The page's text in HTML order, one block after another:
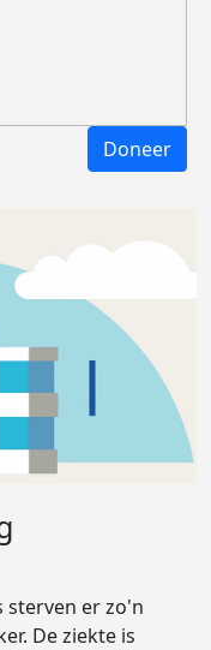
Doneer
sterven er zo'n
De ziekte is